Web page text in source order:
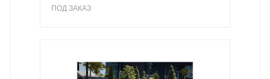
ПОД ЗАКАЗ